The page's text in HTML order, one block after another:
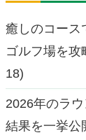
癒しのコース
ゴルフ場を
18)
2026年のラ
結果を一挙公